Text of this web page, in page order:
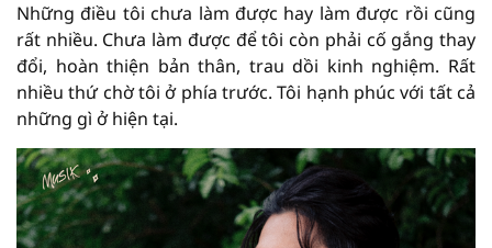
Những điều tôi chưa làm được hay làm được rồi cũng
rất nhiều. Chưa làm được để tôi còn phải cố gắng thay
đổi, hoàn thiện bản thân, trau dồi kinh nghiệm. Rất
nhiều thứ chờ tôi ở phía trước. Tôi hạnh phúc với tất cả
những gì ở hiện tại.